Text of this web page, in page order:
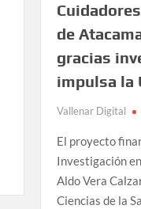
de
gracias
impulsa la
Vallenar Digital
El proyecto
Investigación
Aldo Vera
Ciencias de la